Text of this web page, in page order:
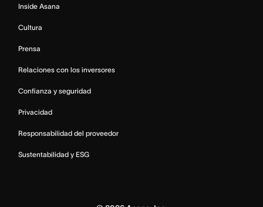
Inside Asana
Cultura
Prensa
Relaciones con los inversores
Confianza y seguridad
Privacidad
Responsabilidad del proveedor
Sustentabilidad y ESG